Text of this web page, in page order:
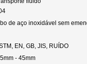
de aço inoxidável sem
EN, GB, JIS, RUÍDO
- 45mm